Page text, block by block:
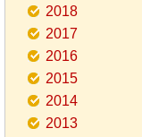
2018
2017
2016
2015
2014
2013